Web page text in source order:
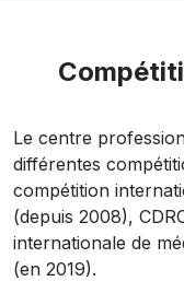
Le centre
différentes
compétition
(depuis 2008),
internationale de
(en 2019).